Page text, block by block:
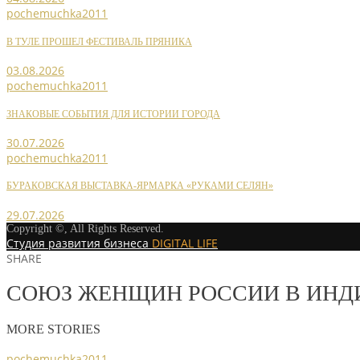
pochemuchka2011
В ТУЛЕ ПРОШЕЛ ФЕСТИВАЛЬ ПРЯНИКА
03.08.2026
pochemuchka2011
ЗНАКОВЫЕ СОБЫТИЯ ДЛЯ ИСТОРИИ ГОРОДА
30.07.2026
pochemuchka2011
БУРАКОВСКАЯ ВЫСТАВКА-ЯРМАРКА «РУКАМИ СЕЛЯН»
29.07.2026
Copyright ©, All Rights Reserved.
Студия развития бизнеса DIGITAL LIFE
SHARE
СОЮЗ ЖЕНЩИН РОССИИ В
MORE STORIES